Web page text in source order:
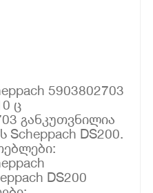
5903802703
ც
განკუთვნილია
Scheppach DS200.
DS200